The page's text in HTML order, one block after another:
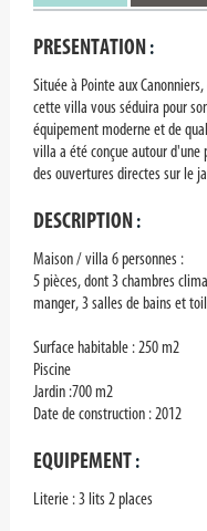
PRESENTATION:
Située à Pointe aux
cette villa vous séduira pour
équipement moderne et de
villa a été conçue autour
des ouvertures directes sur le
DESCRIPTION:
Maison / villa 6 personnes :
5 pièces, dont 3 chambres
manger, 3 salles de bains et
Surface habitable : 250 m2
Piscine
Jardin :700 m2
Date de construction : 2012
EQUIPEMENT:
Literie : 3 lits 2 places